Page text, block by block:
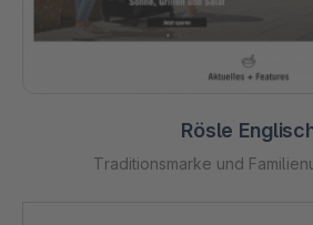
Rösle
Traditionsmarke und